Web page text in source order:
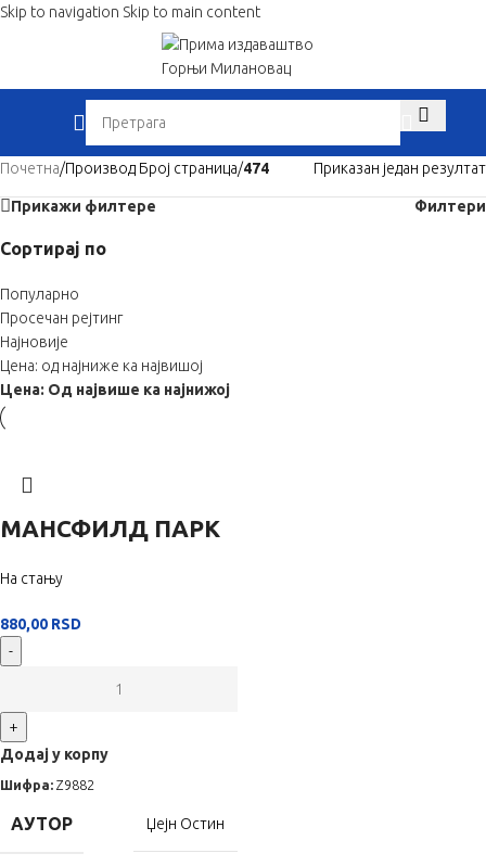
Skip to navigation Skip to main content
When
Почетна/Производ Број страница/474 Приказан један резултат
Прикажи филтере Филтери
Сортирај по
Популарно
Просечан рејтинг
Најновије
Цена: од најниже ка највишој
Цена: Од највише ка најнижој
МАНСФИЛД ПАРК
На стању
880,00 RSD
-
+
Додај у корпу
Шифра: Z9882
АУТОР Џејн Остин